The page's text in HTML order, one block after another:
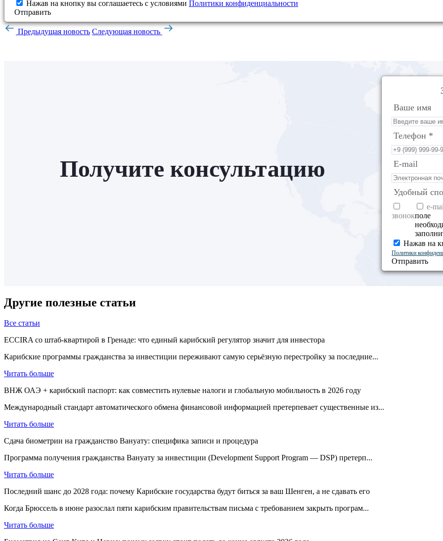
Нажав на кнопку вы соглашаетесь с условиями Политики конфиденциальности
Отправить
Предыдущая новость Следующая новость
Получите консультацию
Ваше имя
Телефон *
E-mail
Удобный
звонок
e-
поле
Нажав на
Политики
Отправить
Другие полезные статьи
Все статьи
ECCIRA со штаб-квартирой в Гренаде: что единый карибский регулятор значит для инвестора
Карибские программы гражданства за инвестиции переживают самую серьёзную перестройку за последние...
Читать больше
ВНЖ ОАЭ + карибский паспорт: как совместить нулевые налоги и глобальную мобильность в 2026 году
Международный стандарт автоматического обмена финансовой информацией претерпевает существенные из...
Читать больше
Сдача биометрии на гражданство Вануату: специфика записи и процедура
Программа получения гражданства Вануату за инвестиции (Development Support Program — DSP) претерп...
Читать больше
Последний шанс до 2028 года: почему Карибские государства будут биться за ваш Шенген, а не сдавать его
Когда Брюссель в июне разослал пяти карибским правительствам письма с требованием закрыть програм...
Читать больше